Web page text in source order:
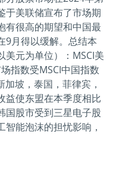
于美联储宣布了市场期
有很高的期望和中国最
9月得以缓解。总结本
美元为单位）：MSCI美
指数受MSCI中国指数
坡，泰国，菲律宾，
益使东盟在本季度相比
国股市受到三星电子股
能泡沫的担忧影响，